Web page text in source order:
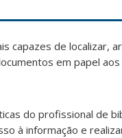
capazes de localizar,
em papel
do profissional de
à informação e